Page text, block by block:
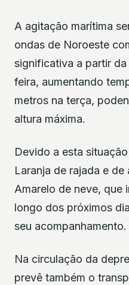
A agitação marítima
ondas de Noroeste
significativa a partir
feira, aumentando
metros na terça,
altura máxima.
Devido a esta
Laranja de rajada e
Amarelo de neve, que
longo dos próximos
seu acompanhamento.
Na circulação da
prevê também o